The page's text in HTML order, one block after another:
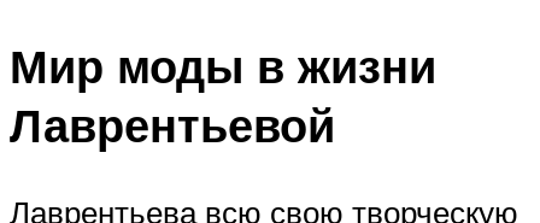
Мир моды в жизни
Лаврентьевой
Лаврентьева всю свою творческую